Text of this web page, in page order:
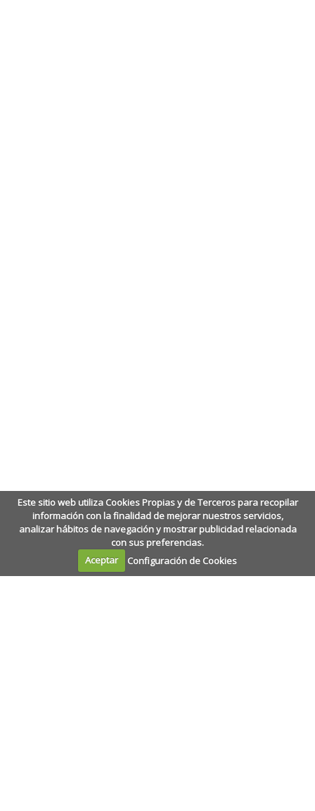
Este sitio web utiliza Cookies Propias y de Terceros para recopilar
información con la finalidad de mejorar nuestros servicios,
analizar hábitos de navegación y mostrar publicidad relacionada
con sus preferencias.
Aceptar
Configuración de Cookies